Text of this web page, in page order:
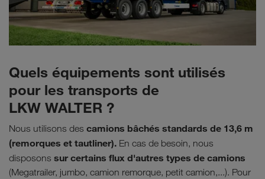
Quels équipements sont utilisés
pour les transports de
LKW WALTER ?
Nous utilisons des camions bâchés standards de 13,6 m
(remorques et tautliner). En cas de besoin, nous
disposons sur certains flux d'autres types de camions
(Megatrailer, jumbo, camion remorque, petit camion,...). Pour